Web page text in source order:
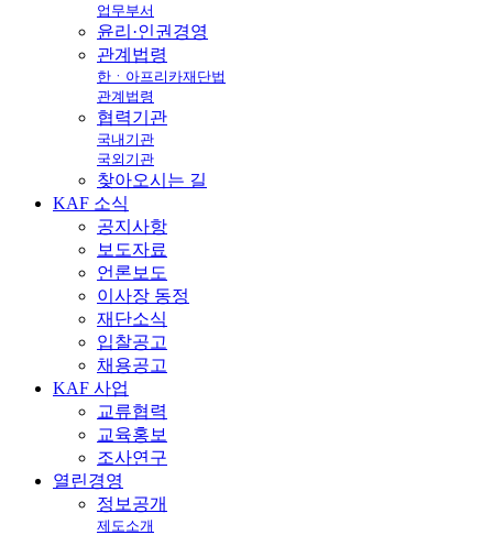
업무부서
윤리·인권경영
관계법령
한ㆍ아프리카재단법
관계법령
협력기관
국내기관
국외기관
찾아오시는 길
KAF 소식
공지사항
보도자료
언론보도
이사장 동정
재단소식
입찰공고
채용공고
KAF 사업
교류협력
교육홍보
조사연구
열린경영
정보공개
제도소개